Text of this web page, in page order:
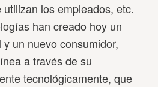
los empleados, etc.
han creado hoy un
un nuevo consumidor,
a través de su
tecnológicamente, que